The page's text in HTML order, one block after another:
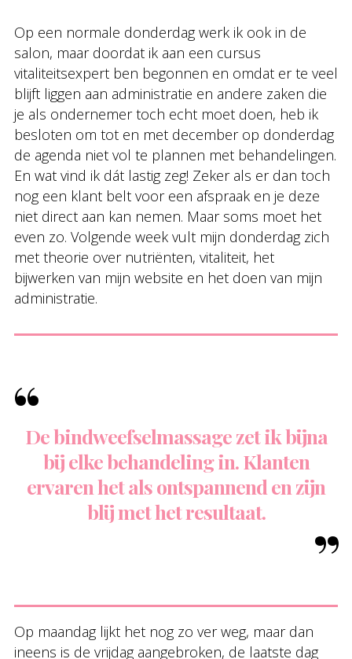
Op een normale donderdag werk ik ook in de
salon, maar doordat ik aan een cursus
vitaliteitsexpert ben begonnen en omdat er te veel
blijft liggen aan administratie en andere zaken die
je als ondernemer toch echt moet doen, heb ik
besloten om tot en met december op donderdag
de agenda niet vol te plannen met behandelingen.
En wat vind ik dát lastig zeg! Zeker als er dan toch
nog een klant belt voor een afspraak en je deze
niet direct aan kan nemen. Maar soms moet het
even zo. Volgende week vult mijn donderdag zich
met theorie over nutriënten, vitaliteit, het
bijwerken van mijn website en het doen van mijn
administratie.
De bindweefselmassage zet ik bijna
bij elke behandeling in. Klanten
ervaren het als ontspannend en zijn
blij met het resultaat.
Op maandag lijkt het nog zo ver weg, maar dan
ineens is de vrijdag aangebroken, de laatste dag